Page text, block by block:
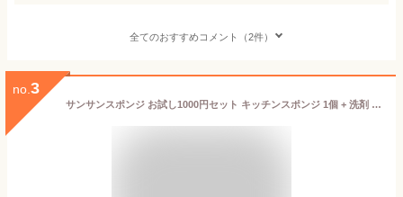
全てのおすすめコメント（2件）
no. 3
サンサンスポンジ お試し1000円セット キッチンスポンジ 1個 + 洗剤 100g 固形食器用洗剤 ハイアール キッチン スポンジ 長持ち 食器 台所 シンプル モノトーン カラー さんさんスポンジ 送料無料